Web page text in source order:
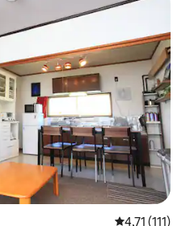
4,71 de
4,71 (111)